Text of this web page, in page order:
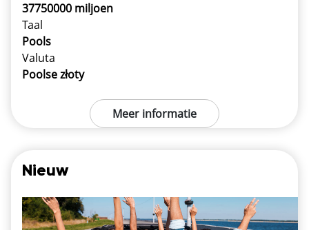
37750000 miljoen
Taal
Pools
Valuta
Poolse złoty
Meer informatie
Nieuw